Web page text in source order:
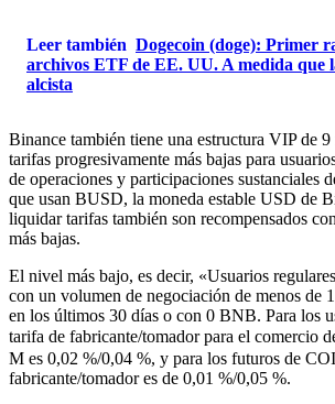
Leer también Dogecoin (doge): Primer
archivos ETF de EE. UU. A medida que
alcista
Binance también tiene una estructura VIP de
tarifas progresivamente más bajas para
de operaciones y participaciones sustanciales
que usan BUSD, la moneda estable USD de
liquidar tarifas también son recompensados
más bajas.
El nivel más bajo, es decir, «Usuarios
con un volumen de negociación de menos de
en los últimos 30 días o con 0 BNB. Para los
tarifa de fabricante/tomador para el comercio
M es 0,02 %/0,04 %, y para los futuros de
fabricante/tomador es de 0,01 %/0,05 %.